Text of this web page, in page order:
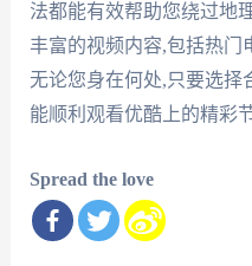
法都能有效帮助您绕过地
丰富的视频内容,包括热门
无论您身在何处,只要选择
能顺利观看优酷上的精彩节
Spread the love